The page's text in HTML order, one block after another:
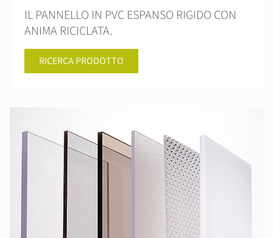
IL PANNELLO IN PVC ESPANSO RIGIDO CON
ANIMA RICICLATA.
RICERCA PRODOTTO